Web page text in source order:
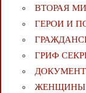
ВТОРАЯ
ГЕРОИ И
ГРИФ
ЖЕНЩИНЫ